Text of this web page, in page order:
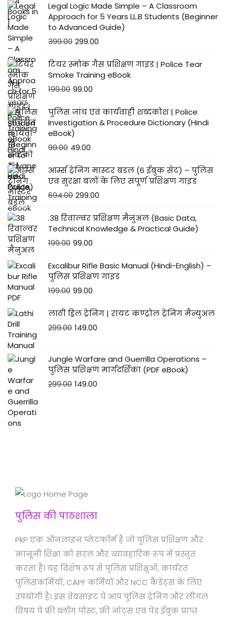
Legal Logic Made Simple – A Classroom
Approach for 5 Years LL.B Students (Beginner
to Advanced Guide)
399.00 299.00
टियर स्मोक गैस प्रशिक्षण गाइड | Police Tear
Smoke Training eBook
199.00 99.00
पुलिस जांच एवं कार्यवाही शब्दकोश | Police
Investigation & Procedure Dictionary (Hindi
eBook)
99.00 49.00
आर्म्स ट्रेनिंग मास्टर बंडल (6 ईबुक सेट) – पुलिस
एवं सुरक्षा बलों के लिए संपूर्ण प्रशिक्षण गाइड
694.00 299.00
.38 रिवाल्वर प्रशिक्षण मैनुअल (Basic Data,
Technical Knowledge & Practical Guide)
199.00 99.00
Excalibur Rifle Basic Manual (Hindi-English) –
पुलिस प्रशिक्षण गाइड
199.00 99.00
लाठी ड्रिल ट्रेनिंग | रायट कण्ट्रोल ट्रेनिंग मैन्युअल
299.00 149.00
Jungle Warfare and Guerrilla Operations –
पुलिस प्रशिक्षण मार्गदर्शिका (PDF eBook)
299.00 149.00
पुलिस की पाठशाला
PkP एक ऑनलाइन प्लेटफॉर्म है जो पुलिस प्रशिक्षण और
कानूनी शिक्षा को सरल और व्यावहारिक रूप में प्रस्तुत
करता है। यह विशेष रूप से पुलिस प्रशिक्षुओं, कार्यरत
पुलिसकर्मियों, CAPF कर्मियों और NCC कैडेट्स के लिए
उपयोगी है। इस वेबसाइट पे आप पुलिस ट्रेनिंग और लीगल
विषय पे फ्री ब्लॉग पोस्ट, फ्री नोट्स एवं पेड ईबुक प्राप्त